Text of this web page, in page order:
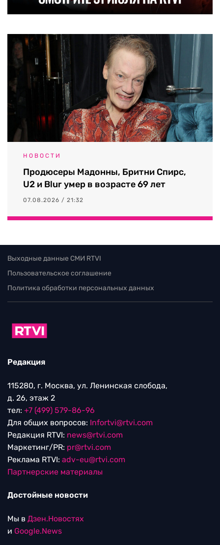
НОВОСТИ
Продюсеры Мадонны, Бритни Спирс,
U2 и Blur умер в возрасте 69 лет
07.08.2026 / 21:32
Выходные данные СМИ RTVI
Пользовательское соглашение
Политика обработки персональных данных
Редакция
115280, г. Москва, ул. Ленинская слобода,
д. 26, этаж 2
тел: +7 (499) 579-86-96
Для общих вопросов: Infortvi@rtvi.com
Редакция RTVI: news@rtvi.com
Маркетинг/PR: pr@rtvi.com
Реклама RTVI: adv-eu@rtvi.com
Партнерские материалы
Достойные новости
Мы в Дзен.Новостях
и Google.News